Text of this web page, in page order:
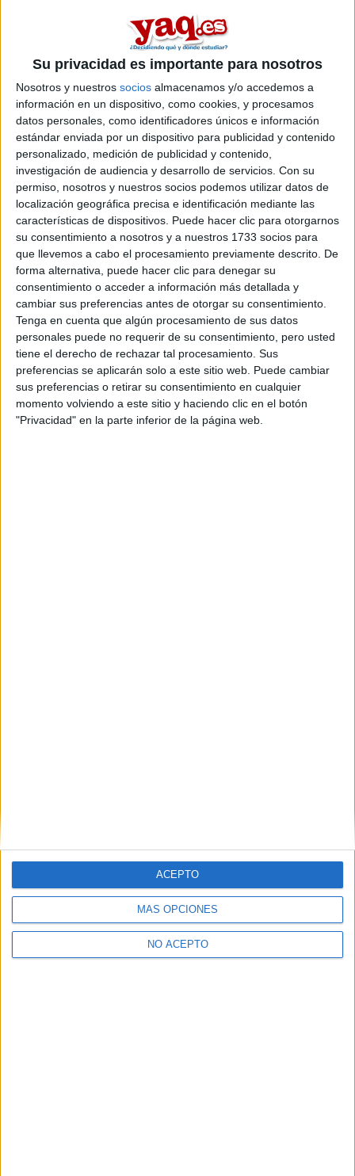
Su privacidad es importante para nosotros
Nosotros y nuestros socios almacenamos y/o accedemos a
información en un dispositivo, como cookies, y procesamos
datos personales, como identificadores únicos e información
estándar enviada por un dispositivo para publicidad y contenido
personalizado, medición de publicidad y contenido,
investigación de audiencia y desarrollo de servicios. Con su
permiso, nosotros y nuestros socios podemos utilizar datos de
localización geográfica precisa e identificación mediante las
características de dispositivos. Puede hacer clic para otorgarnos
su consentimiento a nosotros y a nuestros 1733 socios para
que llevemos a cabo el procesamiento previamente descrito. De
forma alternativa, puede hacer clic para denegar su
consentimiento o acceder a información más detallada y
cambiar sus preferencias antes de otorgar su consentimiento.
Tenga en cuenta que algún procesamiento de sus datos
personales puede no requerir de su consentimiento, pero usted
tiene el derecho de rechazar tal procesamiento. Sus
preferencias se aplicarán solo a este sitio web. Puede cambiar
sus preferencias o retirar su consentimiento en cualquier
momento volviendo a este sitio y haciendo clic en el botón
"Privacidad" en la parte inferior de la página web.
MÁS OPCIONES
NO ACEPTO
ACEPTO
Sobre ti
Soy:*
Chico
Chica
¿En qué año terminas (o terminaste) bachillerato o FP?
Soy estudiante de:*
Términos y Condiciones de Uso
Aceptolos Términos y Condicionesde uso*
Y como regalo de agradecimiento, por registrarte te daremos
gratis una copia de nuestro ebook con 100 consejos para tu
primer año de universidad